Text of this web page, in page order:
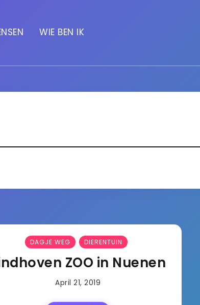
WIE BEN IK
DAGJE WEG DIERENTUIN
ZOO in Nuenen
April 21, 2019